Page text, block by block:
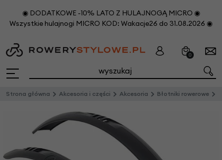
◉ DODATKOWE -10% LATO Z HULAJNOGĄ MICRO ◉
Wszystkie hulajnogi MICRO KOD: Wakacje26 do 31.08.2026 ◉
0
Strona główna Akcesoria i części Akcesoria Błotniki rowerowe